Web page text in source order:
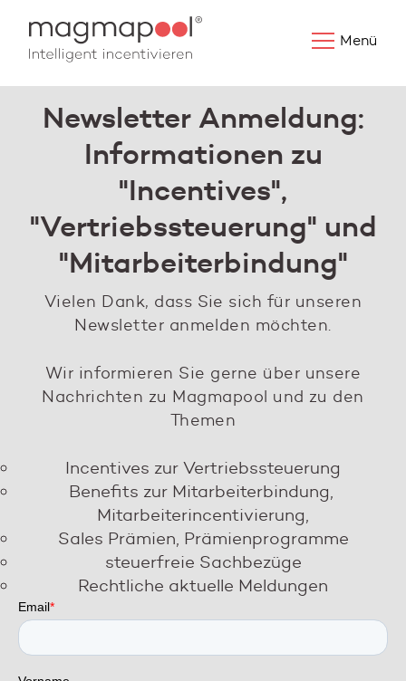
Menü
Newsletter Anmeldung:
Informationen zu
"Incentives",
"Vertriebssteuerung" und
"Mitarbeiterbindung"
Vielen Dank, dass Sie sich für unseren
Newsletter anmelden möchten.
Wir informieren Sie gerne über unsere
Nachrichten zu Magmapool und zu den
Themen
Incentives zur Vertriebssteuerung
Benefits zur Mitarbeiterbindung,
Mitarbeiterincentivierung,
Sales Prämien, Prämienprogramme
steuerfreie Sachbezüge
Rechtliche aktuelle Meldungen